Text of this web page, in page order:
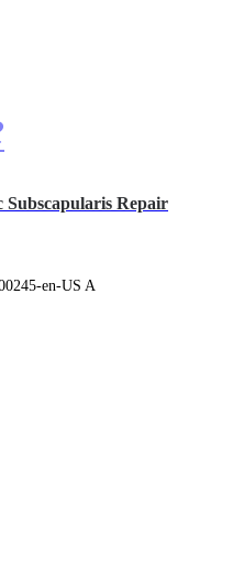
Subscapularis Repair
en-US A